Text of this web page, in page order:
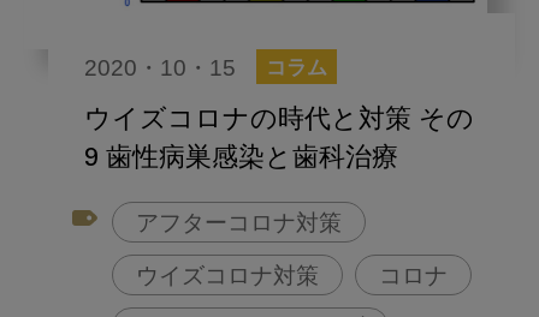
2020・10・15 コラム
ウイズコロナの時代と対策 その
9 歯性病巣感染と歯科治療
アフターコロナ対策
ウイズコロナ対策 コロナ